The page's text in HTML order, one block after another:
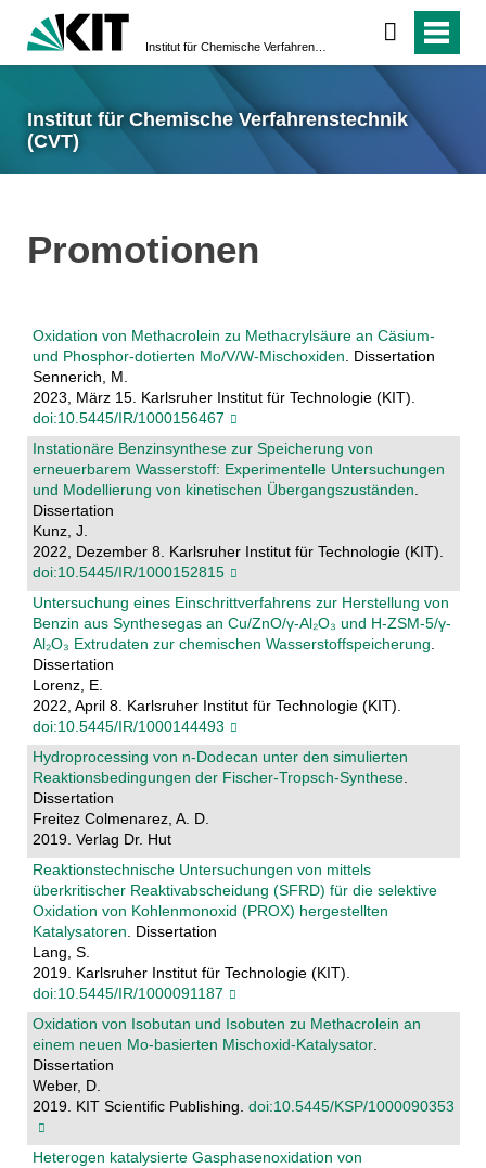
Institut für Chemische Verfahrenstechnik
(CVT)
Promotionen
Oxidation von Methacrolein zu Methacrylsäure an Cäsium-
und Phosphor-dotierten Mo/V/W-Mischoxiden. Dissertation
Sennerich, M.
2023, März 15. Karlsruher Institut für Technologie (KIT).
doi:10.5445/IR/1000156467
Instationäre Benzinsynthese zur Speicherung von
erneuerbarem Wasserstoff: Experimentelle Untersuchungen
und Modellierung von kinetischen Übergangszuständen.
Dissertation
Kunz, J.
2022, Dezember 8. Karlsruher Institut für Technologie (KIT).
doi:10.5445/IR/1000152815
Untersuchung eines Einschrittverfahrens zur Herstellung von
Benzin aus Synthesegas an Cu/ZnO/γ-Al₂O₃ und H-ZSM-5/γ-
Al₂O₃ Extrudaten zur chemischen Wasserstoffspeicherung.
Dissertation
Lorenz, E.
2022, April 8. Karlsruher Institut für Technologie (KIT).
doi:10.5445/IR/1000144493
Hydroprocessing von n-Dodecan unter den simulierten
Reaktionsbedingungen der Fischer-Tropsch-Synthese.
Dissertation
Freitez Colmenarez, A. D.
2019. Verlag Dr. Hut
Reaktionstechnische Untersuchungen von mittels
überkritischer Reaktivabscheidung (SFRD) für die selektive
Oxidation von Kohlenmonoxid (PROX) hergestellten
Katalysatoren. Dissertation
Lang, S.
2019. Karlsruher Institut für Technologie (KIT).
doi:10.5445/IR/1000091187
Oxidation von Isobutan und Isobuten zu Methacrolein an
einem neuen Mo-basierten Mischoxid-Katalysator.
Dissertation
Weber, D.
2019. KIT Scientific Publishing. doi:10.5445/KSP/1000090353
Heterogen katalysierte Gasphasenoxidation von